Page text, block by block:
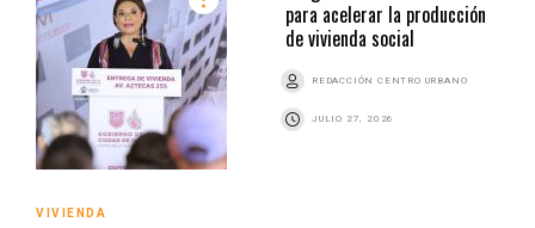
para acelerar la producción
de vivienda social
REDACCIÓN CENTRO URBANO
JULIO 27, 2026
VIVIENDA